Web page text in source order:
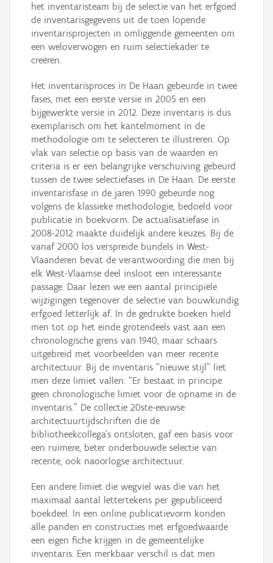
het inventaristeam bij de selectie van het erfgoed
de inventarisgegevens uit de toen lopende
inventarisprojecten in omliggende gemeenten om
een weloverwogen en ruim selectiekader te
creëren.
Het inventarisproces in De Haan gebeurde in twee
fases, met een eerste versie in 2005 en een
bijgewerkte versie in 2012. Deze inventaris is dus
exemplarisch om het kantelmoment in de
methodologie om te selecteren te illustreren. Op
vlak van selectie op basis van de waarden en
criteria is er een belangrijke verschuiving gebeurd
tussen de twee selectiefases in De Haan. De eerste
inventarisfase in de jaren 1990 gebeurde nog
volgens de klassieke methodologie, bedoeld voor
publicatie in boekvorm. De actualisatiefase in
2008-2012 maakte duidelijk andere keuzes. Bij de
vanaf 2000 los verspreide bundels in West-
Vlaanderen bevat de verantwoording die men bij
elk West-Vlaamse deel insloot een interessante
passage. Daar lezen we een aantal principiële
wijzigingen tegenover de selectie van bouwkundig
erfgoed letterlijk af. In de gedrukte boeken hield
men tot op het einde grotendeels vast aan een
chronologische grens van 1940, maar schaars
uitgebreid met voorbeelden van meer recente
architectuur. Bij de inventaris “nieuwe stijl” liet
men deze limiet vallen: “Er bestaat in principe
geen chronologische limiet voor de opname in de
inventaris.” De collectie 20ste-eeuwse
architectuurtijdschriften die de
bibliotheekcollega’s ontsloten, gaf een basis voor
een ruimere, beter onderbouwde selectie van
recente, ook naoorlogse architectuur.
Een andere limiet die wegviel was die van het
maximaal aantal lettertekens per gepubliceerd
boekdeel. In een online publicatievorm konden
alle panden en constructies met erfgoedwaarde
een eigen fiche krijgen in de gemeentelijke
inventaris. Een merkbaar verschil is dat men